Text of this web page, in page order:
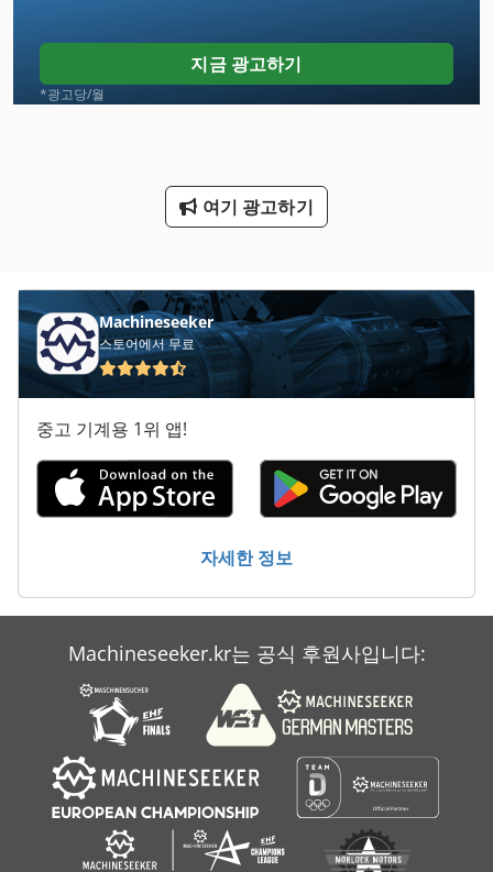
O K
Tp 201
고기 보고 엘 렉 트 라 벡 쿰 바 315
버스
봉 기계 밀링 및 연 삭 기
슈바벤 공작 Gmbh
재봉틀이 글 30 1
지금 광고하기
*광고당/월
여기 광고하기
Machineseeker
스토어에서 무료
중고 기계용 1위 앱!
자세한 정보
Machineseeker.kr는 공식 후원사입니다: